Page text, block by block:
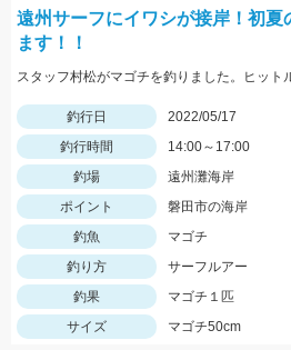
遠州サーフにイワシが接岸！初夏
ます！！
釣行日
2022/05/17
釣行時間
14:00～17:00
釣場
遠州灘海岸
ポイント
磐田市の海岸
釣魚
マゴチ
釣り方
サーフルアー
釣果
マゴチ１匹
サイズ
マゴチ50cm